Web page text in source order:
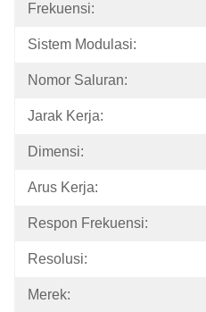
Frekuensi:
Sistem Modulasi:
Nomor Saluran:
Jarak Kerja:
Dimensi:
Arus Kerja:
Respon Frekuensi:
Resolusi:
Merek: